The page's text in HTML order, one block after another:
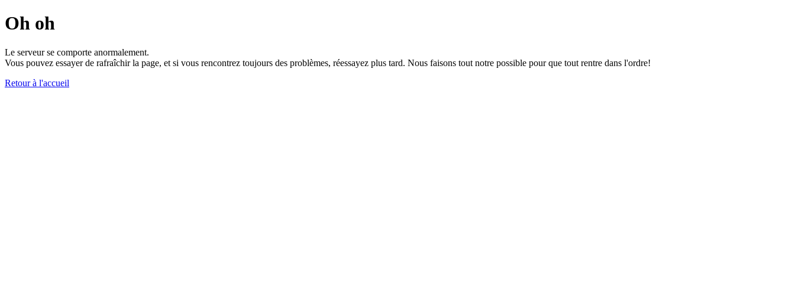
Oh oh
Le serveur se comporte anormalement.
Vous pouvez essayer de rafraîchir la page, et si vous rencontrez toujours des problèmes, réessayez plus tard. Nous faisons tout notre possible pour que tout rentre dans l'ordre!
Retour à l'accueil